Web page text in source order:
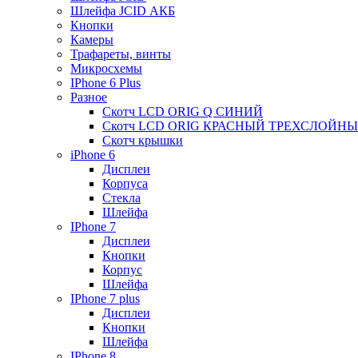
Шлейфа JCID АКБ
Кнопки
Камеры
Трафареты, винты
Микросхемы
IPhone 6 Plus
Разное
Скотч LCD ORIG Q СИНИЙ
Скотч LCD ORIG КРАСНЫЙ
Скотч крышки
iPhone 6
Дисплеи
Корпуса
Стекла
Шлейфа
IPhone 7
Дисплеи
Кнопки
Корпус
Шлейфа
IPhone 7 plus
Дисплеи
Кнопки
Шлейфа